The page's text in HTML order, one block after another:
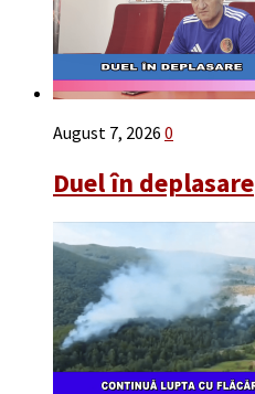
August 7, 2026 0
Duel în deplasare